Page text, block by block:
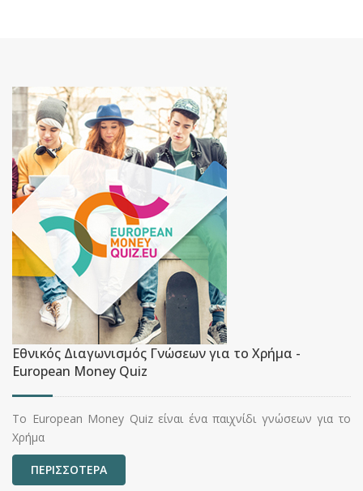
Εθνικός Διαγωνισμός Γνώσεων για το Χρήμα -
European Money Quiz
Το European Money Quiz είναι ένα παιχνίδι γνώσεων για το
Χρήμα
ΠΕΡΙΣΣΟΤΕΡΑ